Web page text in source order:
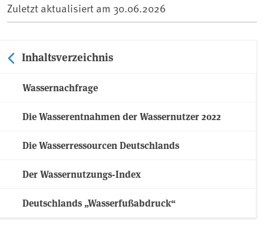
Zuletzt aktualisiert am 30.06.2026
Inhaltsverzeichnis
Wassernachfrage
Die Wasserentnahmen der Wassernutzer 2022
Die Wasserressourcen Deutschlands
Der Wassernutzungs-Index
Deutschlands „Wasserfußabdruck“